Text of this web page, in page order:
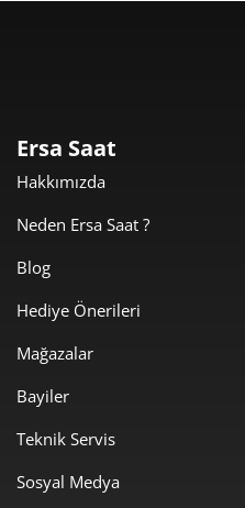
Ersa Saat
Hakkımızda
Neden Ersa Saat ?
Blog
Hediye Önerileri
Mağazalar
Bayiler
Teknik Servis
Sosyal Medya